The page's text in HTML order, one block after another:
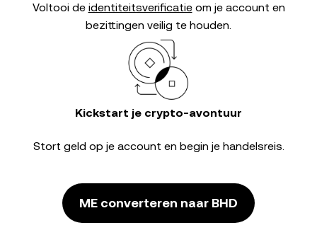
Voltooi de identiteitsverificatieom je account en
bezittingen veilig te houden.
Kickstart je crypto-avontuur
Stort geld op je account en begin je handelsreis.
ME converteren naar BHD